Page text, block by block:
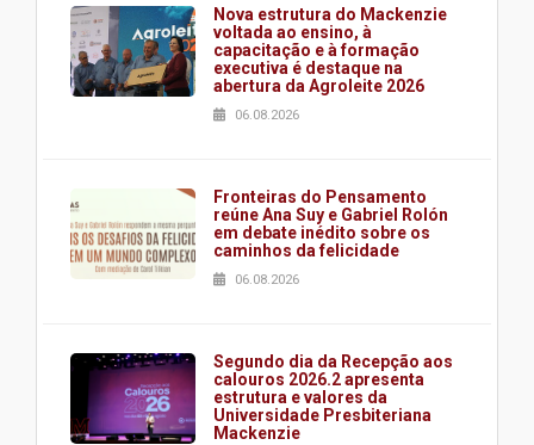
Nova estrutura do Mackenzie
voltada ao ensino, à
capacitação e à formação
executiva é destaque na
abertura da Agroleite 2026
06.08.2026
Fronteiras do Pensamento
reúne Ana Suy e Gabriel Rolón
em debate inédito sobre os
caminhos da felicidade
06.08.2026
Segundo dia da Recepção aos
calouros 2026.2 apresenta
estrutura e valores da
Universidade Presbiteriana
Mackenzie